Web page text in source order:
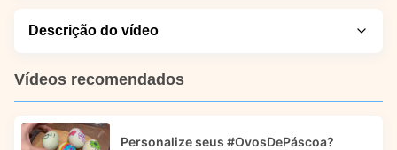
Descrição do vídeo
Explore o que diferencia esta solução em uma
Markcare®, mostrando como eles permitem que
Vídeos recomendados
Personalize seus #OvosDePáscoa?